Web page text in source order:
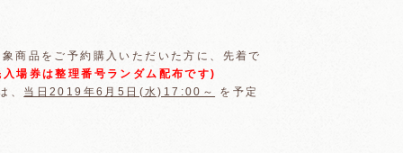
商品をご予約購入いただいた方に、先着で
場券は整理番号ランダム配布です)
、 当日2019年6月5日(水)17:00～ を予定